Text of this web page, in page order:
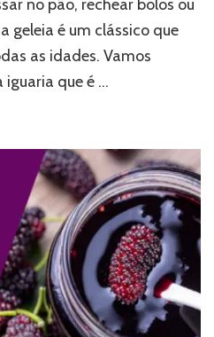
no pão, rechear bolos ou
geleia é um clássico que
as idades. Vamos
iguaria que é …